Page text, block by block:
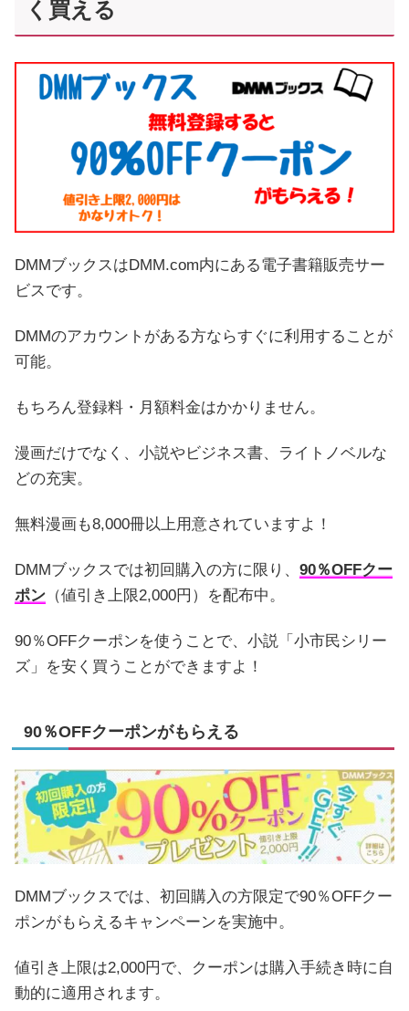
く買える
DMMブックスはDMM.com内にある電子書籍販売サー
ビスです。
DMMのアカウントがある方ならすぐに利用することが
可能。
もちろん登録料・月額料金はかかりません。
漫画だけでなく、小説やビジネス書、ライトノベルな
どの充実。
無料漫画も8,000冊以上用意されていますよ！
DMMブックスでは初回購入の方に限り、 90％OFFクー
ポン （値引き上限2,000円）を配布中。
90％OFFクーポンを使うことで、小説「小市民シリー
ズ」を安く買うことができますよ！
90％OFFクーポンがもらえる
DMMブックスでは、初回購入の方限定で90％OFFクー
ポンがもらえるキャンペーンを実施中。
値引き上限は2,000円で、クーポンは購入手続き時に自
動的に適用されます。